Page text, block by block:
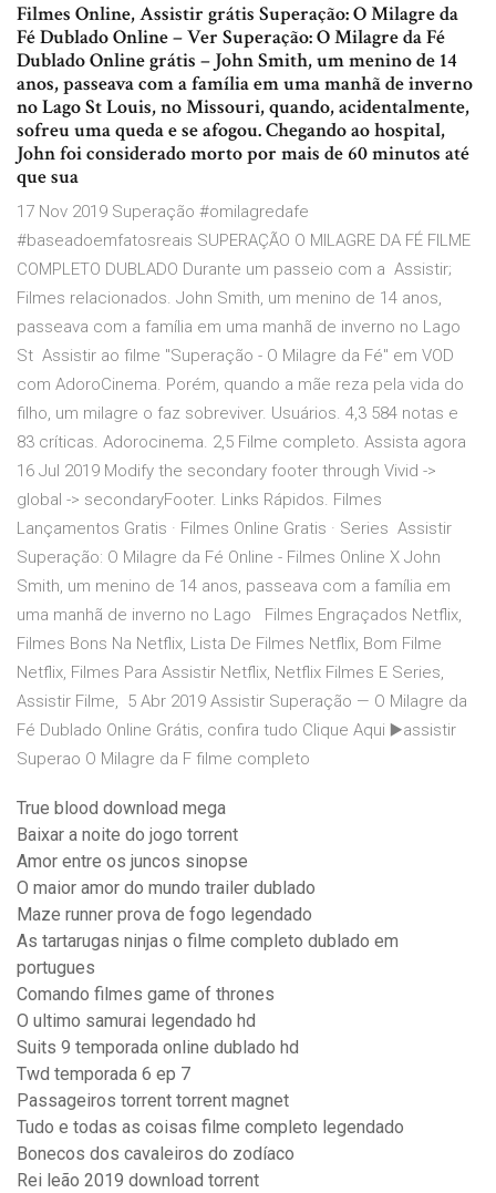
Filmes Online, Assistir grátis Superação: O Milagre da
Fé Dublado Online – Ver Superação: O Milagre da Fé
Dublado Online grátis – John Smith, um menino de 14
anos, passeava com a família em uma manhã de inverno
no Lago St Louis, no Missouri, quando, acidentalmente,
sofreu uma queda e se afogou. Chegando ao hospital,
John foi considerado morto por mais de 60 minutos até
que sua
17 Nov 2019 Superação #omilagredafe
#baseadoemfatosreais SUPERAÇÃO O MILAGRE DA FÉ FILME
COMPLETO DUBLADO Durante um passeio com a Assistir;
Filmes relacionados. John Smith, um menino de 14 anos,
passeava com a família em uma manhã de inverno no Lago
St Assistir ao filme "Superação - O Milagre da Fé" em VOD
com AdoroCinema. Porém, quando a mãe reza pela vida do
filho, um milagre o faz sobreviver. Usuários. 4,3 584 notas e
83 críticas. Adorocinema. 2,5 Filme completo. Assista agora
16 Jul 2019 Modify the secondary footer through Vivid ->
global -> secondaryFooter. Links Rápidos. Filmes
Lançamentos Gratis · Filmes Online Gratis · Series Assistir
Superação: O Milagre da Fé Online - Filmes Online X John
Smith, um menino de 14 anos, passeava com a família em
uma manhã de inverno no Lago Filmes Engraçados Netflix,
Filmes Bons Na Netflix, Lista De Filmes Netflix, Bom Filme
Netflix, Filmes Para Assistir Netflix, Netflix Filmes E Series,
Assistir Filme, 5 Abr 2019 Assistir Superação — O Milagre da
Fé Dublado Online Grátis, confira tudo Clique Aqui ▶️assistir
Superao O Milagre da F filme completo
True blood download mega
Baixar a noite do jogo torrent
Amor entre os juncos sinopse
O maior amor do mundo trailer dublado
Maze runner prova de fogo legendado
As tartarugas ninjas o filme completo dublado em
portugues
Comando filmes game of thrones
O ultimo samurai legendado hd
Suits 9 temporada online dublado hd
Twd temporada 6 ep 7
Passageiros torrent torrent magnet
Tudo e todas as coisas filme completo legendado
Bonecos dos cavaleiros do zodíaco
Rei leão 2019 download torrent